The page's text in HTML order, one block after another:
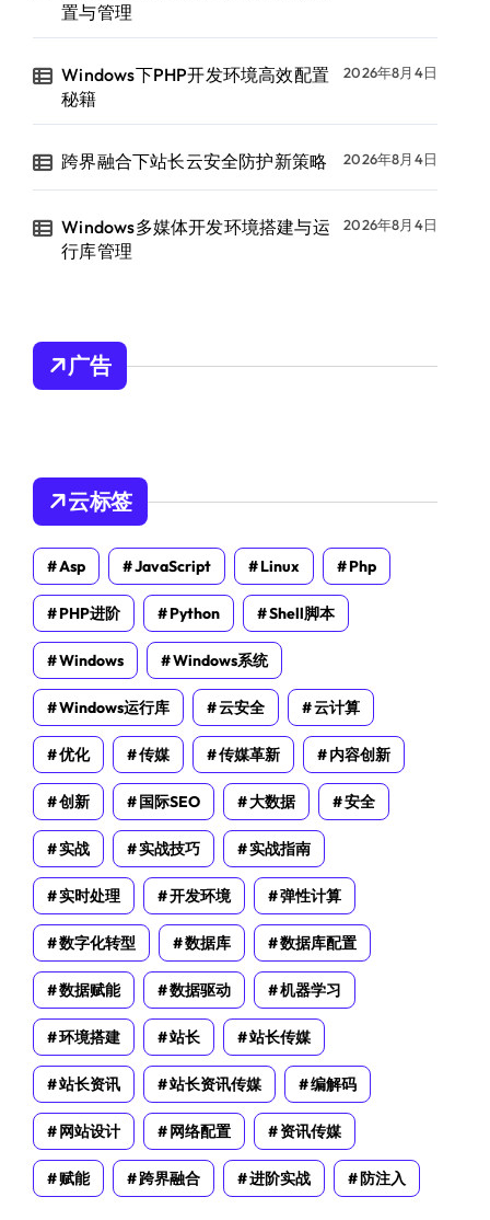
置与管理
Windows下PHP开发环境高效配置
秘籍
2026年8月4日
跨界融合下站长云安全防护新策略 2026年8月4日
Windows多媒体开发环境搭建与运
行库管理
2026年8月4日
广告
云标签
Asp JavaScript Linux Php
PHP进阶 Python Shell脚本
Windows Windows系统
Windows运行库 云安全 云计算
优化 传媒 传媒革新 内容创新
创新 国际SEO 大数据 安全
实战 实战技巧 实战指南
实时处理 开发环境 弹性计算
数字化转型 数据库 数据库配置
数据赋能 数据驱动 机器学习
环境搭建 站长 站长传媒
站长资讯 站长资讯传媒 编解码
网站设计 网络配置 资讯传媒
赋能 跨界融合 进阶实战 防注入